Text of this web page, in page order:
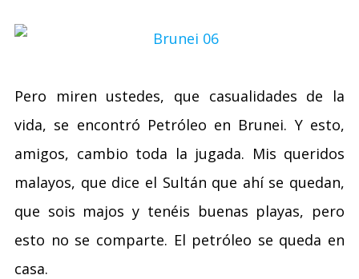
Pero miren ustedes, que casualidades de la
vida, se encontró Petróleo en Brunei. Y esto,
amigos, cambio toda la jugada. Mis queridos
malayos, que dice el Sultán que ahí se quedan,
que sois majos y tenéis buenas playas, pero
esto no se comparte. El petróleo se queda en
casa.